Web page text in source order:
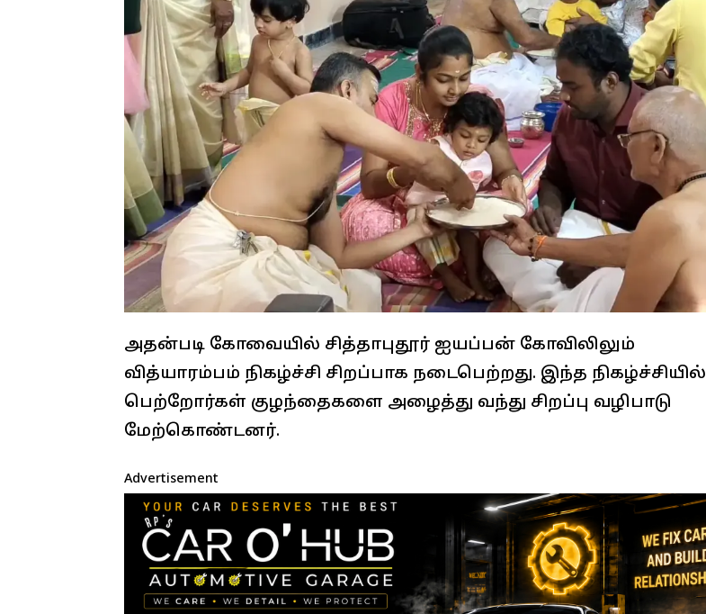
அதன்படி கோவையில் சித்தாபுதூர் ஐயப்பன் கோவிலிலும்
வித்யாரம்பம் நிகழ்ச்சி சிறப்பாக நடைபெற்றது. இந்த நிகழ்ச்சியில்
பெற்றோர்கள் குழந்தைகளை அழைத்து வந்து சிறப்பு வழிபாடு
மேற்கொண்டனர்.
Advertisement